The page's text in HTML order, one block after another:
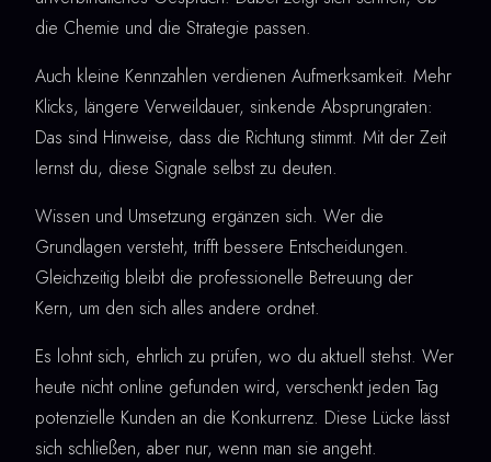
die Chemie und die Strategie passen.
Auch kleine Kennzahlen verdienen Aufmerksamkeit. Mehr
Klicks, längere Verweildauer, sinkende Absprungraten:
Das sind Hinweise, dass die Richtung stimmt. Mit der Zeit
lernst du, diese Signale selbst zu deuten.
Wissen und Umsetzung ergänzen sich. Wer die
Grundlagen versteht, trifft bessere Entscheidungen.
Gleichzeitig bleibt die professionelle Betreuung der
Kern, um den sich alles andere ordnet.
Es lohnt sich, ehrlich zu prüfen, wo du aktuell stehst. Wer
heute nicht online gefunden wird, verschenkt jeden Tag
potenzielle Kunden an die Konkurrenz. Diese Lücke lässt
sich schließen, aber nur, wenn man sie angeht.